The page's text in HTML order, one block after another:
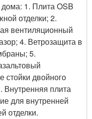
дома: 1. Плита OSB
отделки; 2.
вентиляционный
4. Ветрозащита в
5.
стойки двойного
Внутренняя плита
для внутренней
отделки.